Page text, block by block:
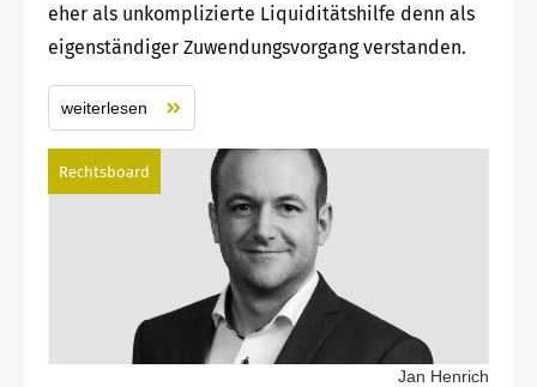
eher als unkomplizierte Liquiditätshilfe denn als
eigenständiger Zuwendungsvorgang verstanden.
weiterlesen
Rechtsboard
Jan Henrich